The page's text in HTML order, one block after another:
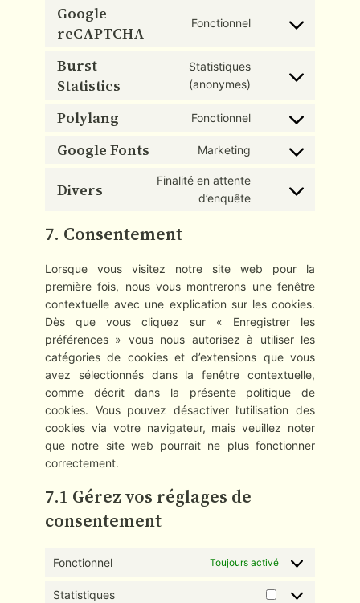
service
Google
reCAPTCHA
Fonctionnel
Consent
google-
Burst
Statistics
Statistiques
(anonymes)
Consent
service
statistics
Polylang Fonctionnel
Consent
service
Google Fonts Marketing
Consent
service
Divers
Finalité en attente
d’enquête
Consent
7. Consentement
Lorsque vous visitez notre site web pour la
première fois, nous vous montrerons une fenêtre
contextuelle avec une explication sur les cookies.
Dès que vous cliquez sur « Enregistrer les
préférences » vous nous autorisez à utiliser les
catégories de cookies et d’extensions que vous
avez sélectionnés dans la fenêtre contextuelle,
comme décrit dans la présente politique de
cookies. Vous pouvez désactiver l’utilisation des
cookies via votre navigateur, mais veuillez noter
que notre site web pourrait ne plus fonctionner
correctement.
7.1 Gérez vos réglages de
consentement
Fonctionnel Toujours activé
Statistiques